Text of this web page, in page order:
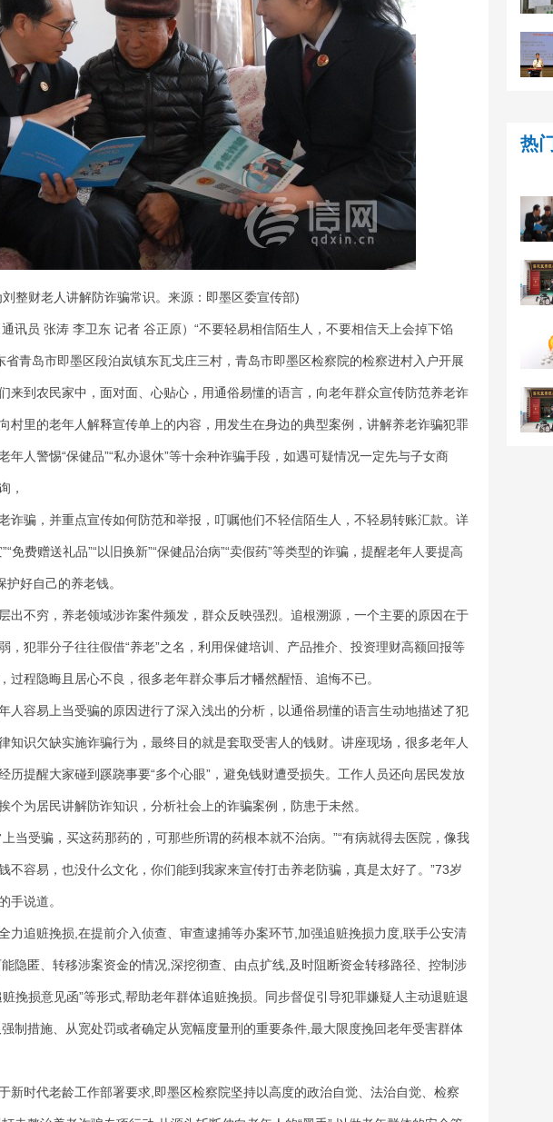
整财老人讲解防诈骗常识。来源：即墨区委宣传部)
员 张涛 李卫东 记者 谷正原）“不要轻易相信陌生人，不要相信天上会掉下馅
省青岛市即墨区段泊岚镇东瓦戈庄三村，青岛市即墨区检察院的检察进村入户开展
来到农民家中，面对面、心贴心，用通俗易懂的语言，向老年群众宣传防范养老诈
村里的老年人解释宣传单上的内容，用发生在身边的典型案例，讲解养老诈骗犯罪
年人警惕“保健品”“私办退休”等十余种诈骗手段，如遇可疑情况一定先与子女商
，
骗，并重点宣传如何防范和举报，叮嘱他们不轻信陌生人，不轻易转账汇款。详
免费赠送礼品”“以旧换新”“保健品治病”“卖假药”等类型的诈骗，提醒老年人要提高
护好自己的养老钱。
不穷，养老领域涉诈案件频发，群众反映强烈。追根溯源，一个主要的原因在于
，犯罪分子往往假借“养老”之名，利用保健培训、产品推介、投资理财高额回报等
过程隐晦且居心不良，很多老年群众事后才幡然醒悟、追悔不已。
容易上当受骗的原因进行了深入浅出的分析，以通俗易懂的语言生动地描述了犯
知识欠缺实施诈骗行为，最终目的就是套取受害人的钱财。讲座现场，很多老年人
历提醒大家碰到蹊跷事要“多个心眼”，避免钱财遭受损失。工作人员还向居民发放
个为居民讲解防诈知识，分析社会上的诈骗案例，防患于未然。
受骗，买这药那药的，可那些所谓的药根本就不治病。”“有病就得去医院，像我
不容易，也没什么文化，你们能到我家来宣传打击养老防骗，真是太好了。”73岁
手说道。
追赃挽损,在提前介入侦查、审查逮捕等办案环节,加强追赃挽损力度,联手公安清
隐匿、转移涉案资金的情况,深挖彻查、由点扩线,及时阻断资金转移路径、控制涉
挽损意见函”等形式,帮助老年群体追赃挽损。同步督促引导犯罪嫌疑人主动退赃退
制措施、从宽处罚或者确定从宽幅度量刑的重要条件,最大限度挽回老年受害群体
时代老龄工作部署要求,即墨区检察院坚持以高度的政治自觉、法治自觉、检察
热